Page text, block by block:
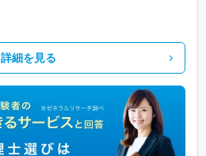
詳細を見る